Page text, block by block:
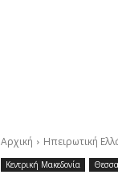
Αρχική Ηπειρωτική
Κεντρική Μακεδονία